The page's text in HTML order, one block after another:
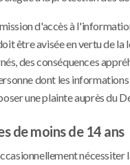
d'accès à
être avisée en vertu de
des conséquences
dont les
une plainte auprès du
de moins de 14 ans